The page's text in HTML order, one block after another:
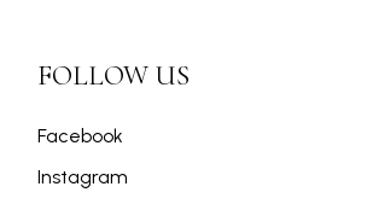
FOLLOW US
Facebook
Instagram